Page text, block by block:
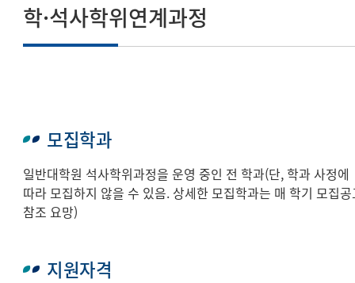
학·석사학위연계과정
모집학과
일반대학원 석사학위과정을 운영 중인 전 학과(단, 학과 사정에
따라 모집하지 않을 수 있음. 상세한 모집학과는 매 학기 모집
참조 요망)
지원자격